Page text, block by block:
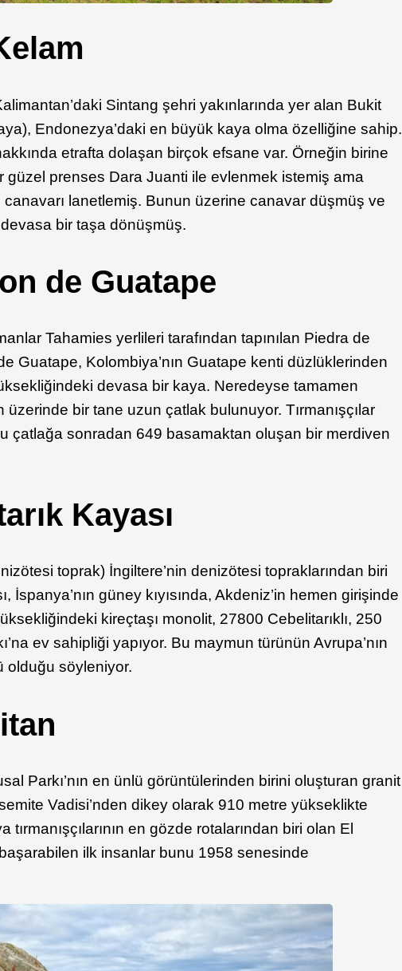
Sintang şehri yakınlarında yer alan Bukit
Endonezya’daki en büyük kaya olma özelliğine sahip.
etrafta dolaşan birçok efsane var. Örneğin birine
güzel prenses Dara Juanti ile evlenmek istemiş ama
lanetlemiş. Bunun üzerine canavar düşmüş ve
bir taşa dönüşmüş.
de Guatape
Tahamies yerlileri tarafından tapınılan Piedra de
Guatape, Kolombiya’nın Guatape kenti düzlüklerinden
devasa bir kaya. Neredeyse tamamen
üzerinde bir tane uzun çatlak bulunuyor. Tırmanışçılar
çatlağa sonradan 649 basamaktan oluşan bir merdiven
Kayası
toprak) İngiltere’nin denizötesi topraklarından biri
İspanya’nın güney kıyısında, Akdeniz’in hemen girişinde
kireçtaşı monolit, 27800 Cebelitarıklı, 250
ev sahipliği yapıyor. Bu maymun türünün Avrupa’nın
olduğu söyleniyor.
Parkı’nın en ünlü görüntülerinden birini oluşturan granit
Vadisi’nden dikey olarak 910 metre yükseklikte
en gözde rotalarından biri olan El
başarabilen ilk insanlar bunu 1958 senesinde